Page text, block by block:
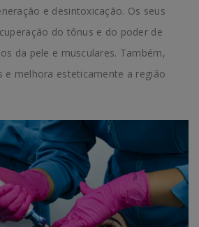
e desintoxicação. Os seus
do tônus e do poder de
da pele e musculares. Também,
e melhora esteticamente a região